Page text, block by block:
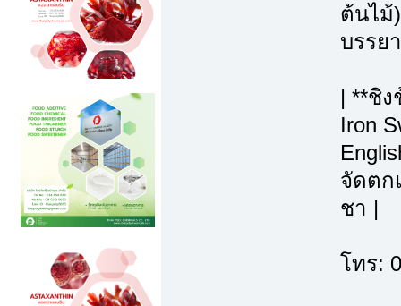
ต้นไม้
บรรย
| **ชิง
Iron
จัดตก
ชา |
โทร: